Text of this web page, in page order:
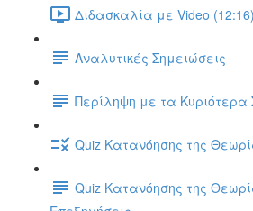
Διδασκαλία με Video (12:16)
Αναλυτικές Σημειώσεις
Περίληψη με τα Κυριότερα
Quiz Κατανόησης της
Quiz Κατανόησης της